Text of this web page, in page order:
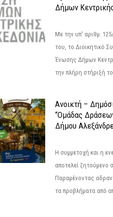
Δήμων
Με την υπ' αριθμ.
του, το Διοικητικό
Ένωσης Δήμων
την πλήρη στήριξή
Ανοικτή –
“Ομάδας
Δήμου
Η συμμετοχή και η
αποτελεί ζητούμενο
Παραμένοντας
τα προβλήματα από